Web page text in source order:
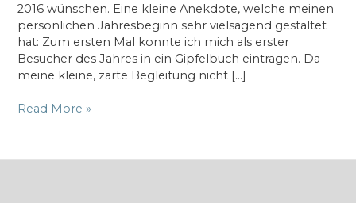
2016 wünschen. Eine kleine Anekdote, welche meinen
persönlichen Jahresbeginn sehr vielsagend gestaltet
hat: Zum ersten Mal konnte ich mich als erster
Besucher des Jahres in ein Gipfelbuch eintragen. Da
meine kleine, zarte Begleitung nicht […]
Wishing
happy
Read More »